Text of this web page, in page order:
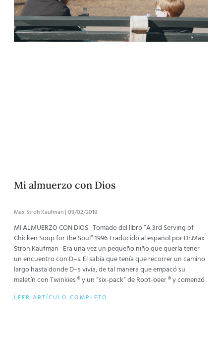
Mi almuerzo con Dios
Max Stroh Kaufman 09/02/2018
MI ALMUERZO CON DIOS Tomado del libro “A 3rd Serving of
Chicken Soup for the Soul” 1996 Traducido al español por Dr.Max
Stroh Kaufman Era una vez un pequeño niño que quería tener
un encuentro con D–s. El sabía que tenía que recorrer un camino
largo hasta donde D–s vivía, de tal manera que empacó su
maletín con Twinkies ® y un “six-pack” de Root-beer ® y comenzó
LEER ARTÍCULO COMPLETO